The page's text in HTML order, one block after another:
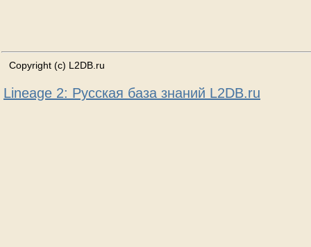
Copyright (c) L2DB.ru
Lineage 2: Русская база знаний L2DB.ru